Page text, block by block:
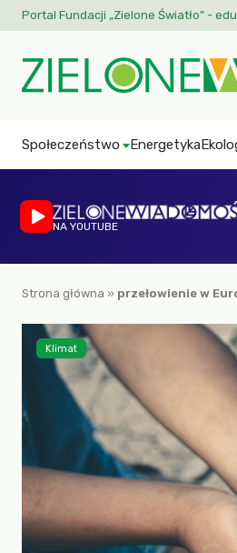
Portal Fundacji „Zielone Światło” -
Społeczeństwo Energetyka
NA YOUTUBE
Strona główna » przełowienie w
Klimat